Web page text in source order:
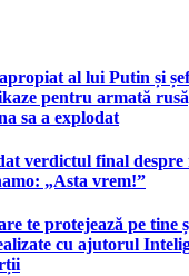
al lui Putin și
pentru armată
sa a explodat
verdictul final despre
„Asta vrem!”
te protejează pe tine
cu ajutorul